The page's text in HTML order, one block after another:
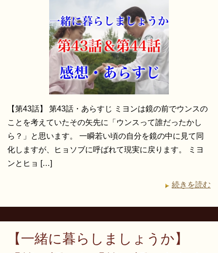
【第43話】 第43話・あらすじ ミヨンは鏡の前でウンスの
ことを考えていたその矢先に「ウンスって誰だったかし
ら？」と思います。 一瞬若い頃の自分を鏡の中に見て同
化しますが、ヒョソブに呼ばれて現実に戻ります。 ミヨ
ンとヒョ […]
続きを読む
【一緒に暮らしましょうか】